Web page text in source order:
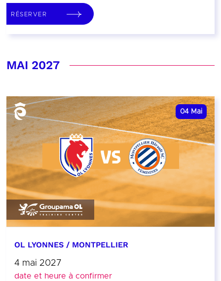
RÉSERVER
MAI 2027
04 Mai
OL LYONNES / MONTPELLIER
4 mai 2027
date et heure à confirmer